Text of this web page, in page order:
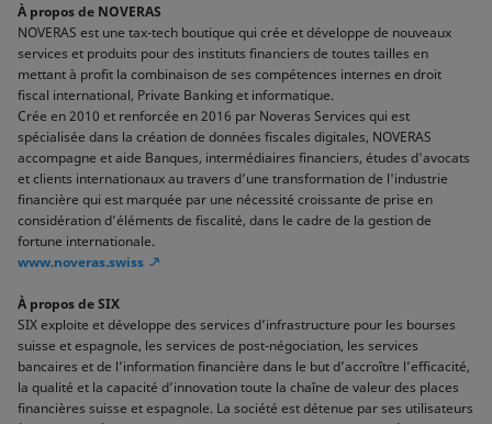
À propos de NOVERAS
NOVERAS est une tax-tech boutique qui crée et développe de nouveaux
services et produits pour des instituts financiers de toutes tailles en
mettant à profit la combinaison de ses compétences internes en droit
fiscal international, Private Banking et informatique.
Crée en 2010 et renforcée en 2016 par Noveras Services qui est
spécialisée dans la création de données fiscales digitales, NOVERAS
accompagne et aide Banques, intermédiaires financiers, études d'avocats
et clients internationaux au travers d’une transformation de l'industrie
financière qui est marquée par une nécessité croissante de prise en
considération d’éléments de fiscalité, dans le cadre de la gestion de
fortune internationale.
www.noveras.swiss
À propos de SIX
SIX exploite et développe des services d’infrastructure pour les bourses
suisse et espagnole, les services de post-négociation, les services
bancaires et de l’information financière dans le but d’accroître l’efficacité,
la qualité et la capacité d’innovation toute la chaîne de valeur des places
financières suisse et espagnole. La société est détenue par ses utilisateurs